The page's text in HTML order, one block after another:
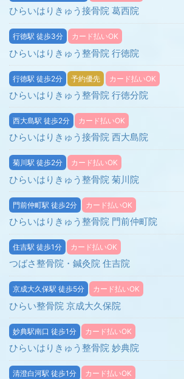
ひらいはりきゅう接骨院 葛西院
行徳駅 徒歩3分 カード払いOK
ひらいはりきゅう整骨院 行徳院
行徳駅 徒歩2分 予約優先 カード払いOK
ひらいはりきゅう整骨院 行徳分院
西大島駅 徒歩2分 カード払いOK
ひらいはりきゅう接骨院 西大島院
菊川駅 徒歩2分 カード払いOK
ひらいはりきゅう整骨院 菊川院
門前仲町駅 徒歩2分 カード払いOK
ひらいはりきゅう整骨院 門前仲町院
住吉駅 徒歩1分 カード払いOK
つばさ整骨院・鍼灸院 住吉院
京成大久保駅 徒歩5分 カード払いOK
ひらい整骨院 京成大久保院
妙典駅南口 徒歩1分 カード払いOK
ひらいはりきゅう整骨院 妙典院
清澄白河駅 徒歩1分 カード払いOK